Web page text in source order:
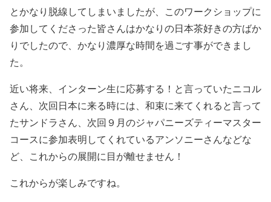
とかなり脱線してしまいましたが、このワークショップに
参加してくださった皆さんはかなりの日本茶好きの方ばか
りでしたので、かなり濃厚な時間を過ごす事ができまし
た。
近い将来、インターン生に応募する！と言っていたニコル
さん、次回日本に来る時には、和束に来てくれると言って
たサンドラさん、次回９月のジャパニーズティーマスター
コースに参加表明してくれているアンソニーさんなどな
ど、これからの展開に目が離せません！
これからが楽しみですね。